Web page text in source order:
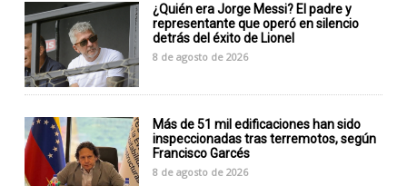
¿Quién era Jorge Messi? El padre y
representante que operó en silencio
detrás del éxito de Lionel
8 de agosto de 2026
Más de 51 mil edificaciones han sido
inspeccionadas tras terremotos, según
Francisco Garcés
8 de agosto de 2026